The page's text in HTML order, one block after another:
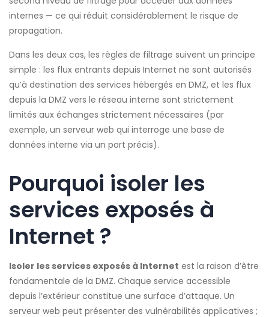
internes — ce qui réduit considérablement le risque de
propagation.
Dans les deux cas, les règles de filtrage suivent un principe
simple : les flux entrants depuis Internet ne sont autorisés
qu’à destination des services hébergés en DMZ, et les flux
depuis la DMZ vers le réseau interne sont strictement
limités aux échanges strictement nécessaires (par
exemple, un serveur web qui interroge une base de
données interne via un port précis).
Pourquoi isoler les
services exposés à
Internet ?
Isoler les services exposés à Internet est la raison d’être
fondamentale de la DMZ. Chaque service accessible
depuis l’extérieur constitue une surface d’attaque. Un
serveur web peut présenter des vulnérabilités applicatives ;